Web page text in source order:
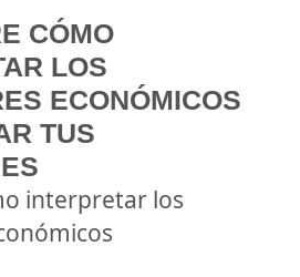
CÓMO
LOS
ECONÓMICOS
TUS
interpretar los